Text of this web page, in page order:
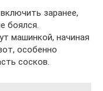
заранее,
боялся.
машинкой, начиная
особенно
сосков.